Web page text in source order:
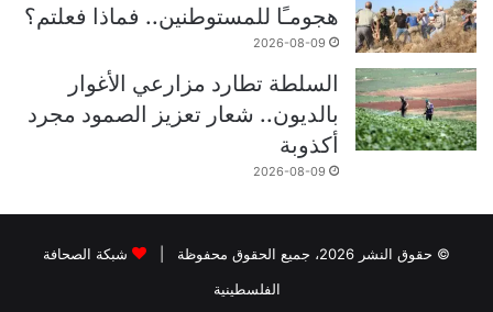
هجومـًا للمستوطنين.. فماذا فعلتم؟
2026-08-09
السلطة تطارد مزارعي الأغوار
بالديون.. شعار تعزيز الصمود مجرد
أكذوبة
2026-08-09
© حقوق النشر 2026، جميع الحقوق محفوظة |
شبكة الصحافة
الفلسطينية